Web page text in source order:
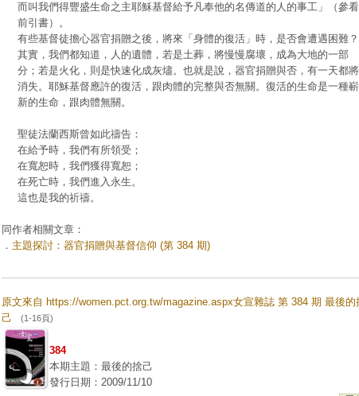
而叫我們得豐盛生命之主耶穌基督給予凡奉他的名傳道的人的事工」（參看
前引書）。
有些基督徒擔心器官捐贈之後，將來「身體的復活」時，是否會遭遇困難？
其實，我們都知道，人的遺體，若是土葬，將慢慢腐壞，成為大地的一部
分；若是火化，則是快速化成灰燼。也就是說，器官捐贈與否，有一天都將
消失。耶穌基督應許的復活，跟肉體的完整與否無關。復活的生命是一種嶄
新的生命，跟肉體無關。
聖徒法蘭西斯曾如此禱告：
在給予時，我們有所領受；
在寬恕時，我們獲得寬恕；
在死亡時，我們進入永生。
這也是我的祈禱。
同作者相關文章：
． 主題探討：器官捐贈與基督信仰 (第 384 期)
原文來自 https://women.pct.org.tw/magazine.aspx女宣雜誌 第 384 期 最後的
己 (1-16頁)
384
本期主題：最後的捨己
發行日期：2009/11/10